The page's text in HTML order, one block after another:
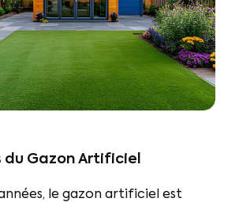
du Gazon Artificiel
le gazon artificiel est